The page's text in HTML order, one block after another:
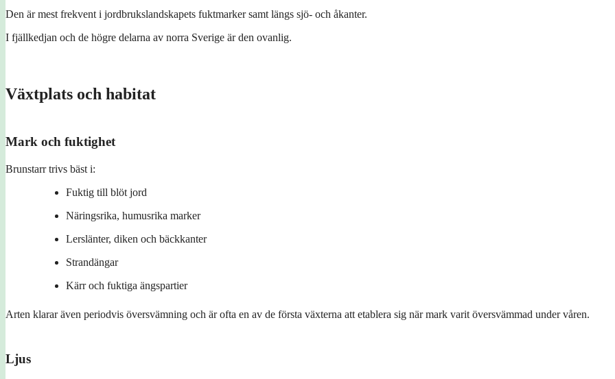
Den är mest frekvent i jordbrukslandskapets fuktmarker samt längs sjö- och åkanter.
I fjällkedjan och de högre delarna av norra Sverige är den ovanlig.
Växtplats och habitat
Mark och fuktighet
Brunstarr trivs bäst i:
Fuktig till blöt jord
Näringsrika, humusrika marker
Lerslänter, diken och bäckkanter
Strandängar
Kärr och fuktiga ängspartier
Arten klarar även periodvis översvämning och är ofta en av de första växterna att etablera sig när mark varit översvämmad under våren.
Ljus